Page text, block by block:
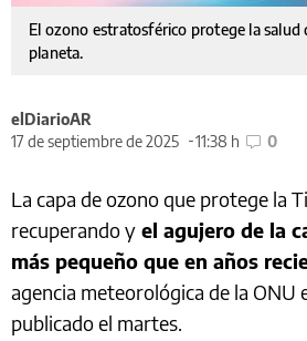
El ozono estratosférico protege la salud
planeta.
elDiarioAR
17 de septiembre de 2025
11:38 h 0
La capa de ozono que protege la
recuperando y el agujero de la
más pequeño que en años
agencia meteorológica de la ONU
publicado el martes.